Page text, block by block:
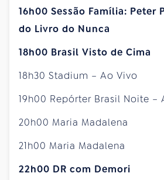
16h00 Sessão Família: Peter
do Livro do Nunca
18h00 Brasil Visto de Cima
18h30 Stadium – Ao Vivo
19h00 Repórter Brasil Noite –
20h00 Maria Madalena
21h00 Maria Madalena
22h00 DR com Demori